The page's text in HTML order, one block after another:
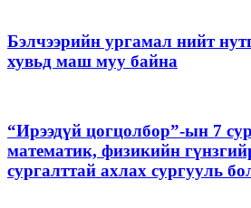
Бэлчээрийн ургамал нийт
хувьд маш муу байна
“Ирээдүй цогцолбор”-ын 7
математик, физикийн
сургалттай ахлах сургууль